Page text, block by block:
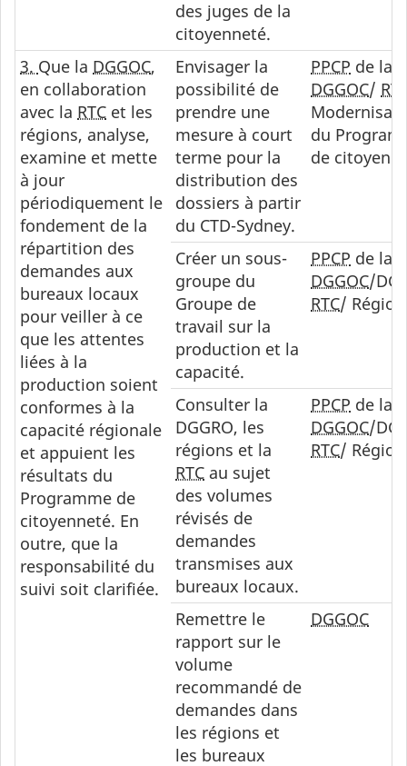
des juges de la
citoyenneté.
3. Que la DGGOC,
en collaboration
avec la RTC et les
régions, analyse,
examine et mette
à jour
périodiquement le
fondement de la
répartition des
demandes aux
bureaux locaux
pour veiller à ce
que les attentes
liées à la
production soient
conformes à la
capacité régionale
et appuient les
résultats du
Programme de
citoyenneté. En
outre, que la
responsabilité du
suivi soit clarifiée.
Envisager la
possibilité de
prendre une
mesure à court
terme pour la
distribution des
dossiers à partir
du CTD-Sydney.
PPCP de la
DGGOC/
du
de
Créer un sous-
groupe du
Groupe de
travail sur la
production et la
capacité.
PPCP de la
DGGOC/
RTC/
Consulter la
DGGRO, les
régions et la
RTC au sujet
des volumes
révisés de
demandes
transmises aux
bureaux locaux.
PPCP de la
DGGOC/
RTC/
Remettre le
rapport sur le
volume
recommandé de
demandes dans
les régions et
les bureaux
DGGOC